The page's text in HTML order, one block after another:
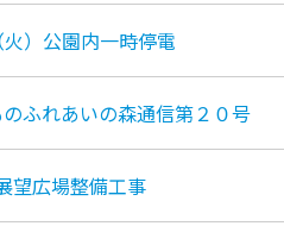
）公園内一時停電
ふれあいの森通信第２０号
望広場整備工事